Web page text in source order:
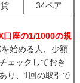
34ペア
口座の1/1000の規
始める人、少額
ェックしておき
り、1回の取引で